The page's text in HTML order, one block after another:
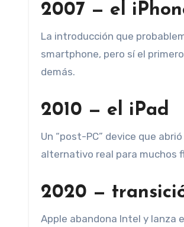
2007 — el
La introducción que
smartphone, pero sí el
demás.
2010 — el iPad
Un “post-PC” device que
alternativo real para muchos
2020 —
Apple abandona Intel y lanza